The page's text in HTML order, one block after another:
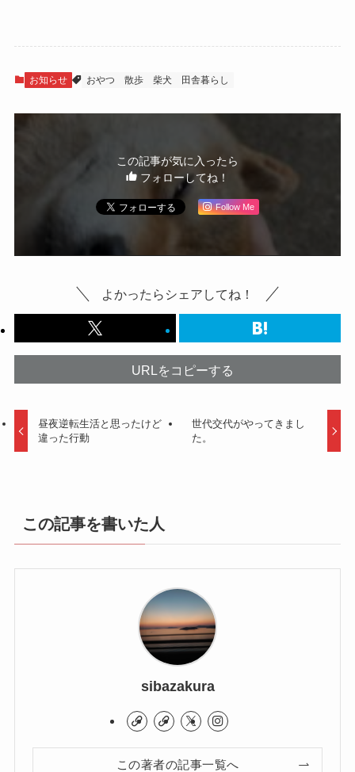
お知らせ おやつ 散歩 柴犬 田舎暮らし
この記事が気に入ったら
フォローしてね！
Follow Me
よかったらシェアしてね！
URLをコピーする
昼夜逆転生活と思ったけど
違った行動
世代交代がやってきまし
た。
この記事を書いた人
sibazakura
この著者の記事一覧へ